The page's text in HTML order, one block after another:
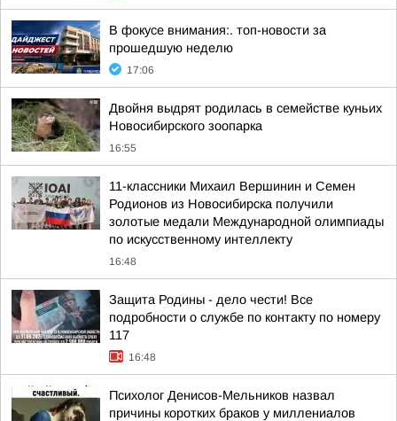
В фокусе внимания:. топ-новости за
прошедшую неделю
17:06
Двойня выдрят родилась в семействе куньих
Новосибирского зоопарка
16:55
11-классники Михаил Вершинин и Семен
Родионов из Новосибирска получили
золотые медали Международной олимпиады
по искусственному интеллекту
16:48
Защита Родины - дело чести! Все
подробности о службе по контакту по номеру
117
16:48
Психолог Денисов-Мельников назвал
причины коротких браков у миллениалов